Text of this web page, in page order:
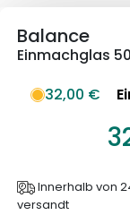
Balance
Einmachglas
32,00 €
Innerhalb von
versandt